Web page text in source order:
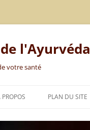
l'Ayurvéda
votre santé
PROPOS PLAN DU SITE